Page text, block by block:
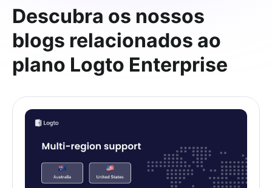
Descubra os nossos
blogs relacionados ao
plano Logto Enterprise